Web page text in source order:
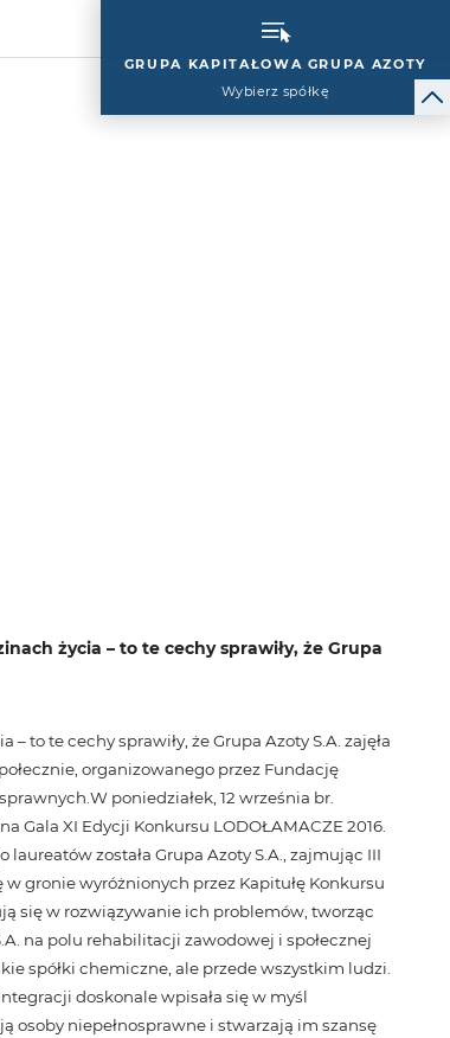
GRUPA KAPITAŁOWA GRUPA AZOTY
Wybierz spółkę
życia – to te cechy sprawiły, że Grupa
to te cechy sprawiły, że Grupa Azoty S.A. zajęła
organizowanego przez Fundację
W poniedziałek, 12 września br.
Gala XI Edycji Konkursu LODOŁAMACZE 2016.
została Grupa Azoty S.A., zajmując III
gronie wyróżnionych przez Kapitułę Konkursu
się w rozwiązywanie ich problemów, tworząc
na polu rehabilitacji zawodowej i społecznej
spółki chemiczne, ale przede wszystkim ludzi.
doskonale wpisała się w myśl
osoby niepełnosprawne i stwarzają im szansę